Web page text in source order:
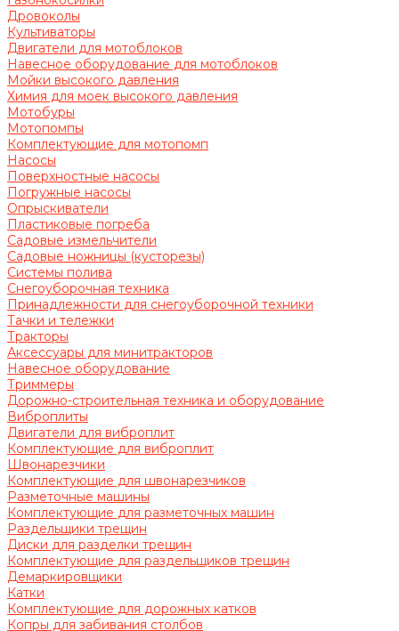
Дровоколы
Культиваторы
Двигатели для мотоблоков
Навесное оборудование для мотоблоков
Мойки высокого давления
Химия для моек высокого давления
Мотобуры
Мотопомпы
Комплектующие для мотопомп
Насосы
Поверхностные насосы
Погружные насосы
Опрыскиватели
Пластиковые погреба
Садовые измельчители
Садовые ножницы (кусторезы)
Системы полива
Снегоуборочная техника
Принадлежности для снегоуборочной техники
Тачки и тележки
Тракторы
Аксессуары для минитракторов
Навесное оборудование
Триммеры
Дорожно-строительная техника и оборудование
Виброплиты
Двигатели для виброплит
Комплектующие для виброплит
Швонарезчики
Комплектующие для швонарезчиков
Разметочные машины
Комплектующие для разметочных машин
Раздельщики трещин
Диски для разделки трещин
Комплектующие для раздельщиков трещин
Демаркировщики
Катки
Комплектующие для дорожных катков
Копры для забивания столбов